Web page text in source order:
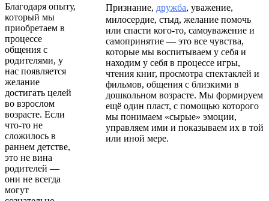
Благодаря опыту,
который мы
приобретаем в
процессе
общения с
родителями, у
нас появляется
желание
достигать целей
во взрослом
возрасте. Если
что-то не
сложилось в
раннем детстве,
это не вина
родителей —
они не всегда
могут
Признание, дружба, уважение,
милосердие, стыд, желание помочь
или спасти кого-то, самоуважение и
самопринятие — это все чувства,
которые мы воспитываем у себя и
находим у себя в процессе игры,
чтения книг, просмотра спектаклей и
фильмов, общения с близкими в
дошкольном возрасте. Мы формируем
ещё один пласт, с помощью которого
мы понимаем «сырые» эмоции,
управляем ими и показываем их в той
или иной мере.